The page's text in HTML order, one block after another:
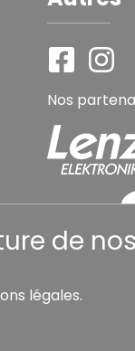
Nos
de
légales.